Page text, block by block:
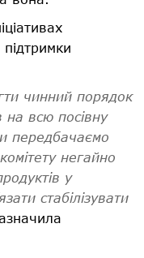
чинний порядок
на всю посівну
передбачаємо
негайно
у
стабілізувати